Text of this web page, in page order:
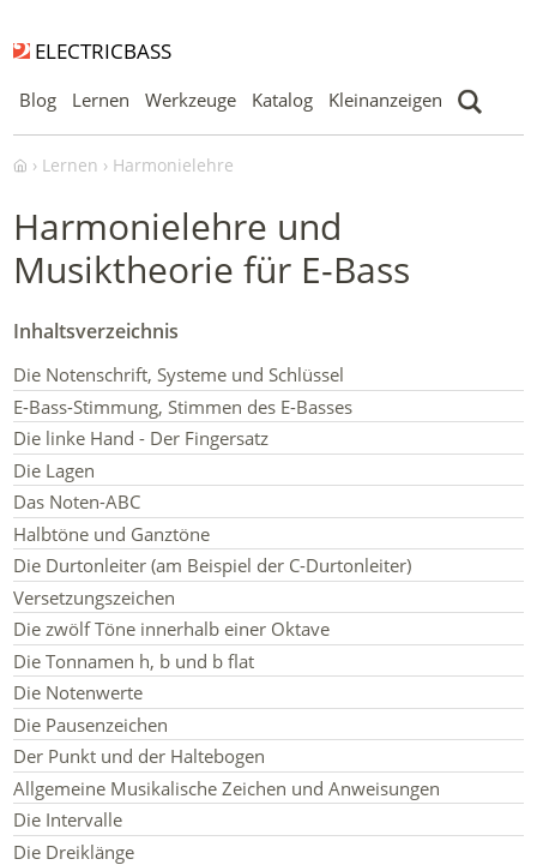
ELECTRICBASS
Blog Lernen Werkzeuge Katalog Kleinanzeigen
Lernen Harmonielehre
Harmonielehre und
Musiktheorie für E-Bass
Die Notenschrift, Systeme und Schlüssel
E-Bass-Stimmung, Stimmen des E-Basses
Die linke Hand - Der Fingersatz
Die Lagen
Das Noten-ABC
Halbtöne und Ganztöne
Die Durtonleiter (am Beispiel der C-Durtonleiter)
Versetzungszeichen
Die zwölf Töne innerhalb einer Oktave
Die Tonnamen h, b und b flat
Die Notenwerte
Die Pausenzeichen
Der Punkt und der Haltebogen
Allgemeine Musikalische Zeichen und Anweisungen
Die Intervalle
Die Dreiklänge